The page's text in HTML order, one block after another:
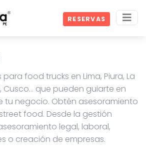
RESERVAS
food trucks en Lima, Piura, La
Cusco… que pueden guiarte en
tu negocio. Obtén asesoramiento
food. Desde la gestión
legal, laboral,
o creación de empresas.